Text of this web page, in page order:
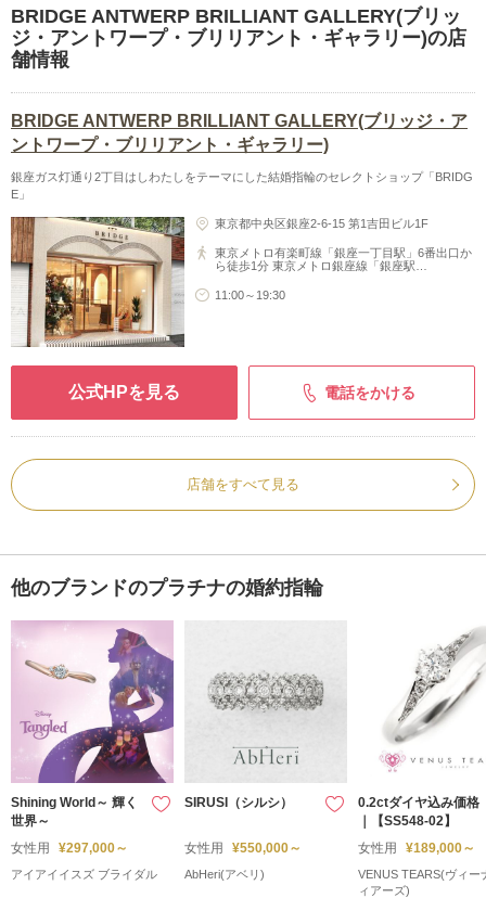
BRIDGE ANTWERP BRILLIANT GALLERY(ブリッ
ジ・アントワープ・ブリリアント・ギャラリー)の店
舗情報
BRIDGE ANTWERP BRILLIANT GALLERY(ブリッジ・ア
ントワープ・ブリリアント・ギャラリー)
銀座ガス灯通り2丁目はしわたしをテーマにした結婚指輪のセレクトショップ「BRIDG
E」
東京都中央区銀座2-6-15 第1吉田ビル1F
東京メトロ有楽町線「銀座一丁目駅」6番出口か
ら徒歩1分 東京メトロ銀座線「銀座駅…
11:00～19:30
公式HPを見る 電話をかける
店舗をすべて見る
他のブランドのプラチナの婚約指輪
Shining World～ 輝く
世界～
女性用
¥297,000～
アイアイイスズ ブライダル
SIRUSI（シルシ）
女性用 ¥550,000～
AbHeri(アベリ)
0.2ctダイヤ込み価格
｜【SS548-02】
女性用
¥189,000～
VENUS TEARS(ヴィー
ィアーズ)